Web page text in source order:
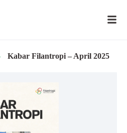
Kabar Filantropi – April 2025